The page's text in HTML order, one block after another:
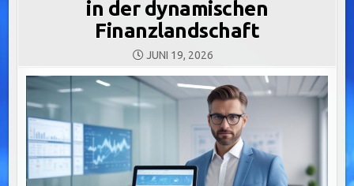
in der dynamischen
Finanzlandschaft
JUNI 19, 2026